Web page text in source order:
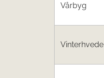
Vårbyg
Vinterhvede